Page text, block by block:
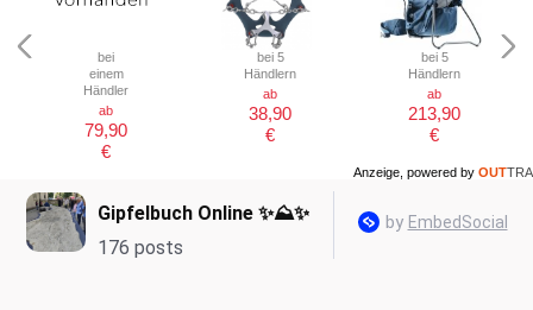
bei
einem
Händler
ab
79,90
€
bei 5
Händlern
ab
38,90
€
bei 5
Händlern
ab
213,90
€
Anzeige, powered by OUTTRA